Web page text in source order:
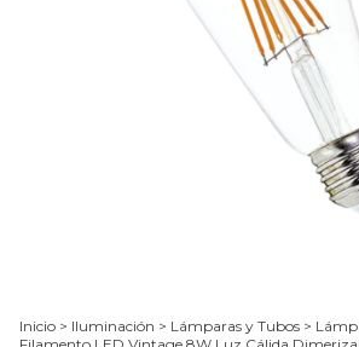
Inicio > Iluminación > Lámparas y Tubos >